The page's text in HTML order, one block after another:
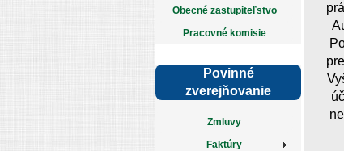
Obecné zastupiteľstvo
Pracovné komisie
Povinné
zverejňovanie
Zmluvy
Faktúry